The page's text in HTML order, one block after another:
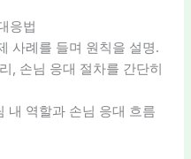
응법
사례를 들며 원칙을 설명.
, 손님 응대 절차를 간단히
내 역할과 손님 응대 흐름